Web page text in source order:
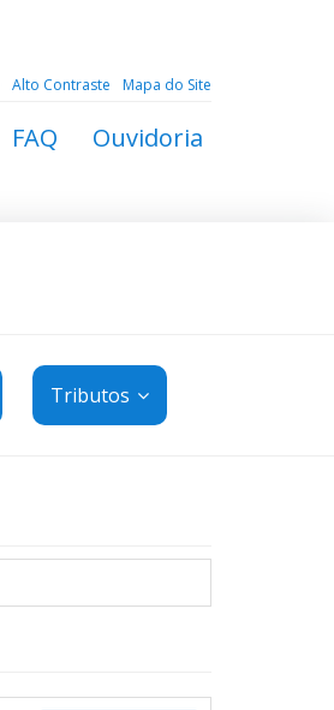
Alto Contraste Mapa do Site
FAQ Ouvidoria
Tributos